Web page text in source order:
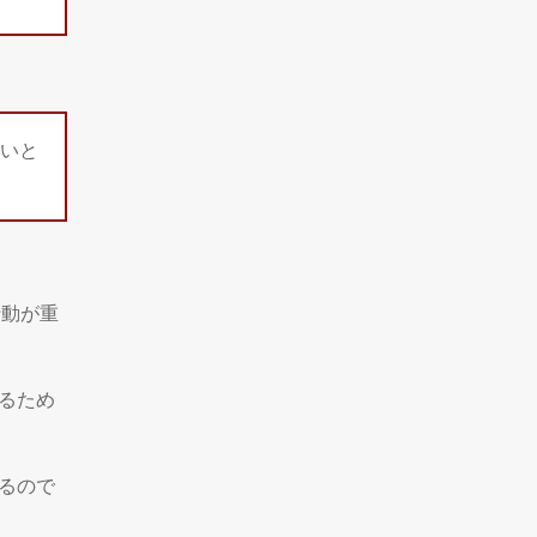
と
が重
ため
ので